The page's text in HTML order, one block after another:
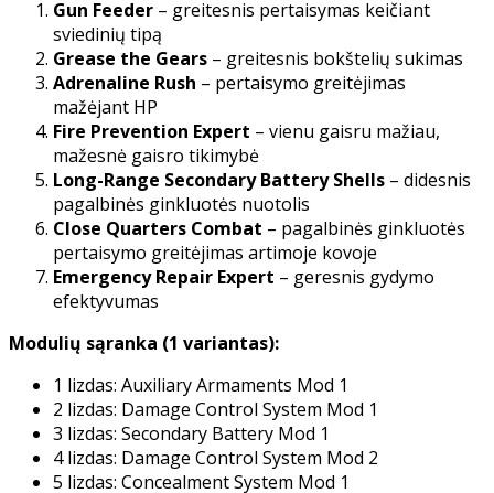
Gun Feeder – greitesnis pertaisymas keičiant
sviedinių tipą
Grease the Gears – greitesnis bokštelių sukimas
Adrenaline Rush – pertaisymo greitėjimas
mažėjant HP
Fire Prevention Expert – vienu gaisru mažiau,
mažesnė gaisro tikimybė
Long-Range Secondary Battery Shells – didesnis
pagalbinės ginkluotės nuotolis
Close Quarters Combat – pagalbinės ginkluotės
pertaisymo greitėjimas artimoje kovoje
Emergency Repair Expert – geresnis gydymo
efektyvumas
Modulių sąranka (1 variantas):
1 lizdas: Auxiliary Armaments Mod 1
2 lizdas: Damage Control System Mod 1
3 lizdas: Secondary Battery Mod 1
4 lizdas: Damage Control System Mod 2
5 lizdas: Concealment System Mod 1